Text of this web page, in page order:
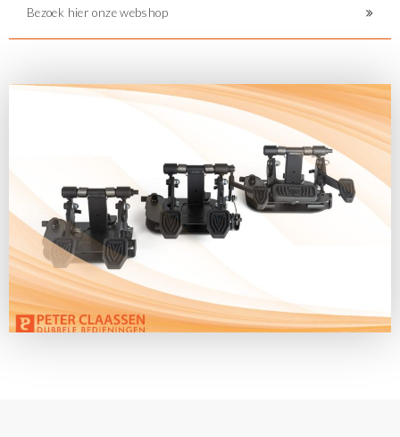
Bezoek hier onze webshop